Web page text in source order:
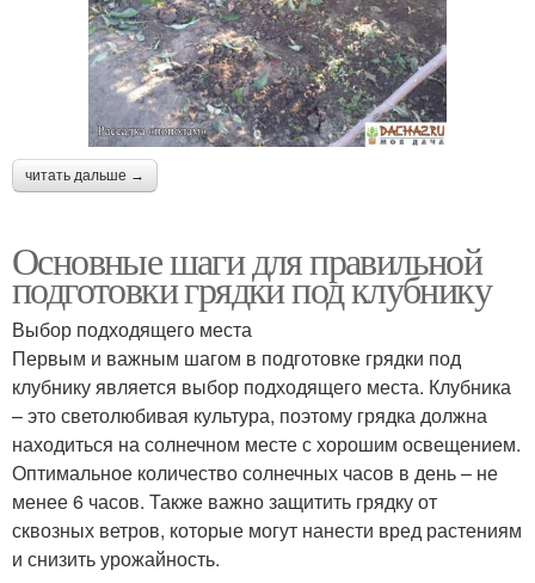
читать дальше →
Основные шаги для правильной
подготовки грядки под клубнику
Выбор подходящего места
Первым и важным шагом в подготовке грядки под
клубнику является выбор подходящего места. Клубника
– это светолюбивая культура, поэтому грядка должна
находиться на солнечном месте с хорошим освещением.
Оптимальное количество солнечных часов в день – не
менее 6 часов. Также важно защитить грядку от
сквозных ветров, которые могут нанести вред растениям
и снизить урожайность.